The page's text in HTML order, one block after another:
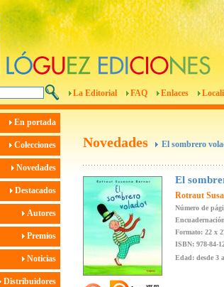
La Editorial FAQ Enlaces
En portada
Colecciones
Novedades
Destacados
Autores
Premios
Noticias
Distribuidores
Novedades El sombrero
El
Rotraut
Número de
Formato: 22 x
ISBN: 978-84-
Edad: desde 3